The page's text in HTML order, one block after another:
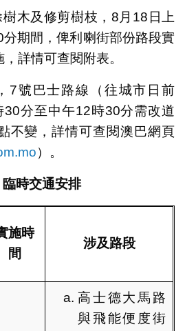
木及修剪樹枝，8月18日上
期間，俾利喇街部份路段實
詳情可查閱附表。
7號巴士路線（往城市日前
分至中午12時30分需改道
不變，詳情可查閱澳巴網頁
）。
臨時交通安排
施時
間
涉及路段
高士德大馬路
與飛能便度街